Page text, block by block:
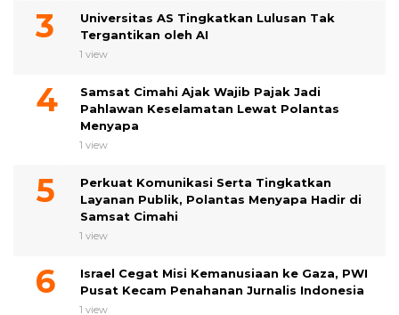
Universitas AS Tingkatkan Lulusan Tak
Tergantikan oleh AI
1 view
Samsat Cimahi Ajak Wajib Pajak Jadi
Pahlawan Keselamatan Lewat Polantas
Menyapa
1 view
Perkuat Komunikasi Serta Tingkatkan
Layanan Publik, Polantas Menyapa Hadir di
Samsat Cimahi
1 view
Israel Cegat Misi Kemanusiaan ke Gaza, PWI
Pusat Kecam Penahanan Jurnalis Indonesia
1 view